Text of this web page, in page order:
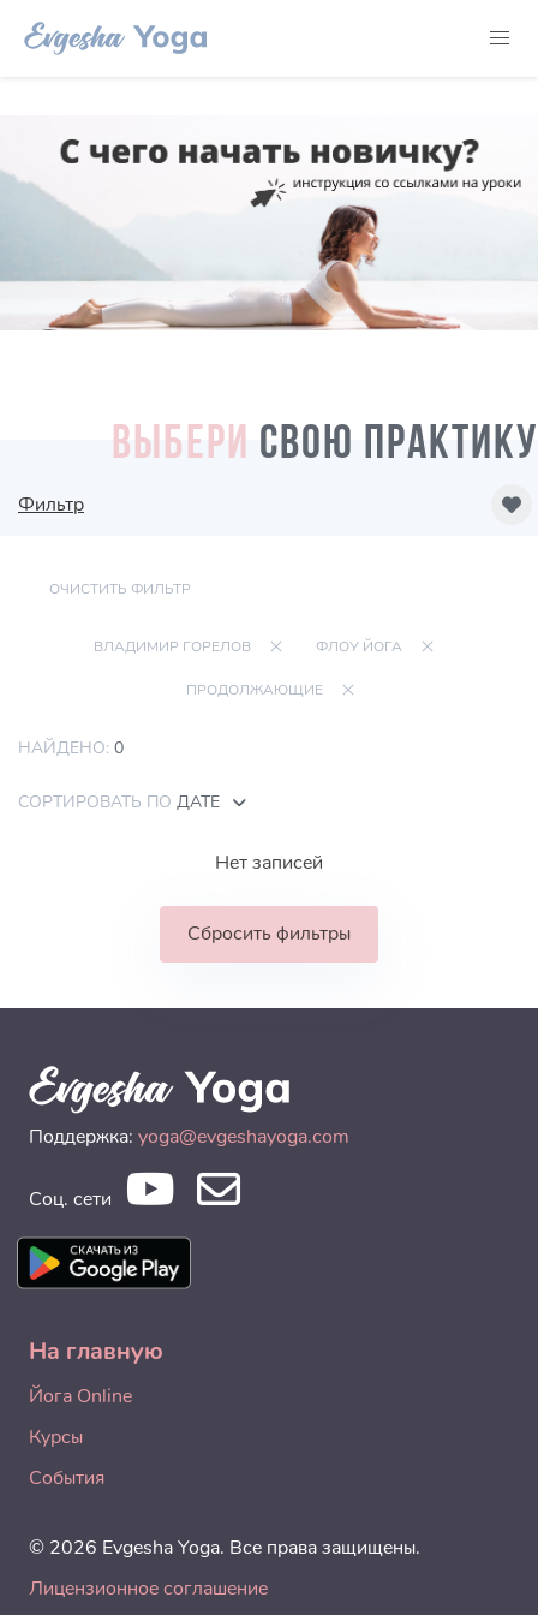
ВЫБЕРИ СВОЮ ПРАКТИКУ
Фильтр
ОЧИСТИТЬ ФИЛЬТР
ВЛАДИМИР ГОРЕЛОВ ФЛОУ ЙОГА
ПРОДОЛЖАЮЩИЕ
НАЙДЕНО: 0
СОРТИРОВАТЬ ПО ДАТЕ
Нет записей
Сбросить фильтры
Поддержка: yoga@evgeshayoga.com
Соц. сети
На главную
Йога Online
Курсы
События
© 2026 Evgesha Yoga. Все права защищены.
Лицензионное соглашение